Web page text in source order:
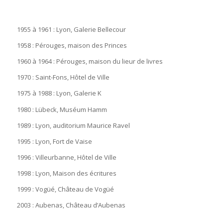
1955 à 1961 : Lyon, Galerie Bellecour
1958 : Pérouges, maison des Princes
1960 à 1964 : Pérouges, maison du lieur de livres
1970 : Saint-Fons, Hôtel de Ville
1975 à 1988 : Lyon, Galerie K
1980 : Lübeck, Muséum Hamm
1989 : Lyon, auditorium Maurice Ravel
1995 : Lyon, Fort de Vaise
1996 : Villeurbanne, Hôtel de Ville
1998 : Lyon, Maison des écritures
1999 : Vogüé, Château de Vogüé
2003 : Aubenas, Château d’Aubenas